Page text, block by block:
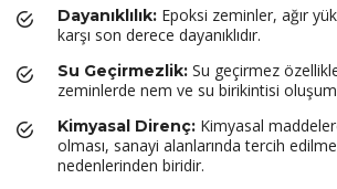
Dayanıklılık: Epoksi zeminler, ağır
karşı son derece dayanıklıdır.
Su Geçirmezlik: Su geçirmez
zeminlerde nem ve su birikintisi
Kimyasal Direnç: Kimyasal
olması, sanayi alanlarında tercih
nedenlerinden biridir.